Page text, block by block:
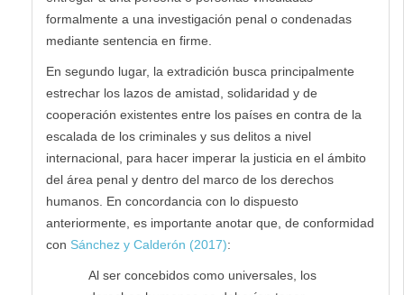
formalmente a una investigación penal o condenadas
mediante sentencia en firme.
En segundo lugar, la extradición busca principalmente
estrechar los lazos de amistad, solidaridad y de
cooperación existentes entre los países en contra de la
escalada de los criminales y sus delitos a nivel
internacional, para hacer imperar la justicia en el ámbito
del área penal y dentro del marco de los derechos
humanos. En concordancia con lo dispuesto
anteriormente, es importante anotar que, de conformidad
con Sánchez y Calderón (2017):
Al ser concebidos como universales, los